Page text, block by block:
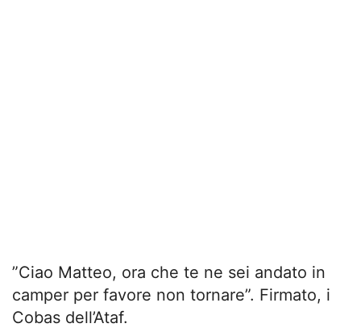
”Ciao Matteo, ora che te ne sei andato in
camper per favore non tornare”. Firmato, i
Cobas dell’Ataf.